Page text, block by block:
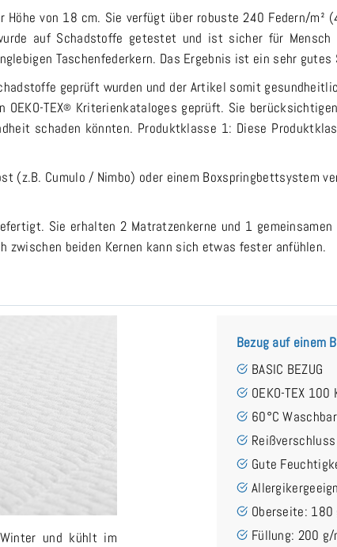
von 18 cm. Sie verfügt über robuste 240 Federn/m²
auf Schadstoffe getestet und ist sicher für
Taschenfederkern. Das Ergebnis ist ein sehr gutes
geprüft wurden und der Artikel somit
TEX® Kriterienkataloges geprüft. Sie
schaden könnten. Produktklasse 1: Diese
(z.B. Cumulo / Nimbo) oder einem Boxspringbettsystem
Sie erhalten 2 Matratzenkerne und 1
zwischen beiden Kernen kann sich etwas fester anfühlen.
und kühlt im
Bezug auf einem
BASIC BEZUG
OEKO-TEX 100
60°C
Gute
Oberseite: 180
Füllung: 200 g/